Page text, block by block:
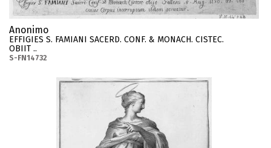
Anonimo
EFFIGIES S. FAMIANI SACERD. CONF. & MONACH. CISTEC.
OBIIT ..
S-FN14732